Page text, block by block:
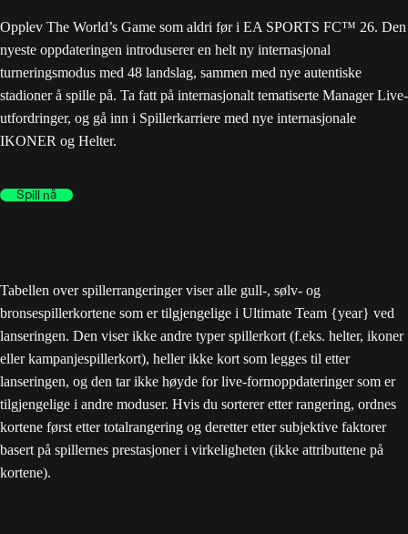
Opplev The World’s Game som aldri før i EA SPORTS FC™ 26. Den
nyeste oppdateringen introduserer en helt ny internasjonal
turneringsmodus med 48 landslag, sammen med nye autentiske
stadioner å spille på. Ta fatt på internasjonalt tematiserte Manager Live-
utfordringer, og gå inn i Spillerkarriere med nye internasjonale
IKONER og Helter.
Spill nå
Tabellen over spillerrangeringer viser alle gull-, sølv- og
bronsespillerkortene som er tilgjengelige i Ultimate Team {year} ved
lanseringen. Den viser ikke andre typer spillerkort (f.eks. helter, ikoner
eller kampanjespillerkort), heller ikke kort som legges til etter
lanseringen, og den tar ikke høyde for live-formoppdateringer som er
tilgjengelige i andre moduser. Hvis du sorterer etter rangering, ordnes
kortene først etter totalrangering og deretter etter subjektive faktorer
basert på spillernes prestasjoner i virkeligheten (ikke attributtene på
kortene).